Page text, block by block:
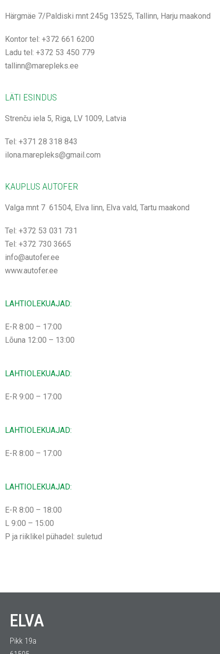
Härgmäe 7/Paldiski mnt 245g 13525, Tallinn, Harju maakond
Kontor tel: +372 661 6200
Ladu tel: +372 53 450 779
tallinn@marepleks.ee
LÄTI ESINDUS
Strenču iela 5, Riga, LV 1009, Latvia
Tel: +371 28 318 843
ilona.marepleks@gmail.com
KAUPLUS AUTOFER
Valga mnt 7 61504, Elva linn, Elva vald, Tartu maakond
Tel: +372 53 031 731
Tel: +372 730 3665
info@autofer.ee
www.autofer.ee
LAHTIOLEKUAJAD:
E-R 8:00 – 17:00
Lõuna 12:00 – 13:00
LAHTIOLEKUAJAD:
E-R 9:00 – 17:00
LAHTIOLEKUAJAD:
E-R 8:00 – 17:00
LAHTIOLEKUAJAD:
E-R 8:00 – 18:00
L 9:00 – 15:00
P ja riiklikel pühadel: suletud
ELVA
Pikk 19a